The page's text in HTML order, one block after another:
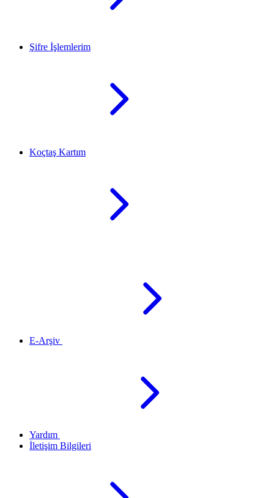
Şifre İşlemlerim
Koçtaş Kartım
E-Arşiv
Yardım
İletişim Bilgileri